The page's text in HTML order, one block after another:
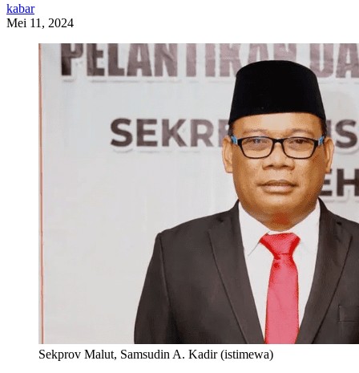
kabar
Mei 11, 2024
Sekprov Malut, Samsudin A. Kadir (istimewa)